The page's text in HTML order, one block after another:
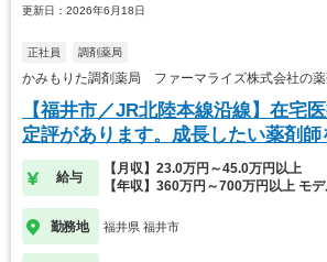
更新日：2026年6月18日
正社員 調剤薬局
かみもりた調剤薬局 ファーマライズ株式会社の薬
【福井市／JR北陸本線沿線】在宅
定評があります。成長したい薬剤
給与
【月収】23.0万円～45.0万円以上
【年収】360万円～700万円以上 モ
勤務地 福井県 福井市